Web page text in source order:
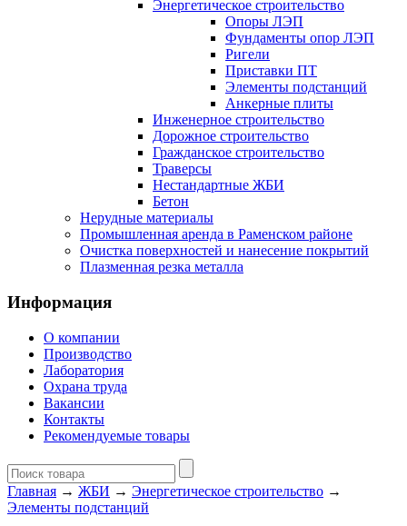
Энергетическое строительство
Опоры ЛЭП
Фундаменты опор ЛЭП
Ригели
Приставки ПТ
Элементы подстанций
Анкерные плиты
Инженерное строительство
Дорожное строительство
Гражданское строительство
Траверсы
Нестандартные ЖБИ
Бетон
Нерудные материалы
Промышленная аренда в Раменском районе
Очистка поверхностей и нанесение покрытий
Плазменная резка металла
Информация
О компании
Производство
Лаборатория
Охрана труда
Вакансии
Контакты
Рекомендуемые товары
Главная → ЖБИ → Энергетическое строительство →
Элементы подстанций